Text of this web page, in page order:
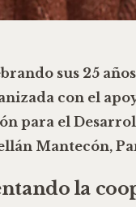
sus 25
con el
para el
Mantecón,
la